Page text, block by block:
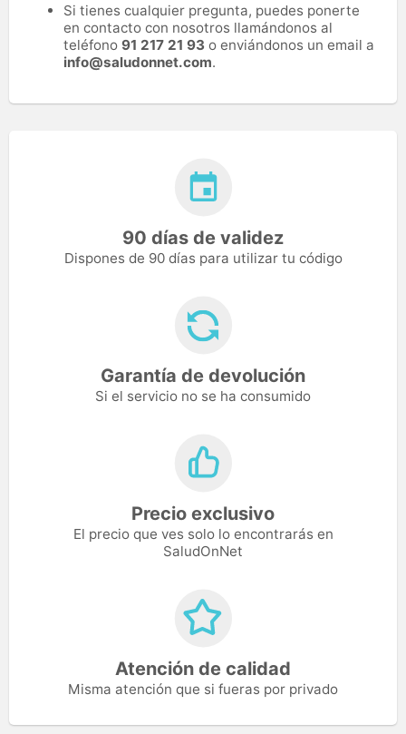
Si tienes cualquier pregunta, puedes ponerte
en contacto con nosotros llamándonos al
teléfono 91 217 21 93 o enviándonos un email a
info@saludonnet.com.
90 días de validez
Dispones de 90 días para utilizar tu código
Garantía de devolución
Si el servicio no se ha consumido
Precio exclusivo
El precio que ves solo lo encontrarás en
SaludOnNet
Atención de calidad
Misma atención que si fueras por privado